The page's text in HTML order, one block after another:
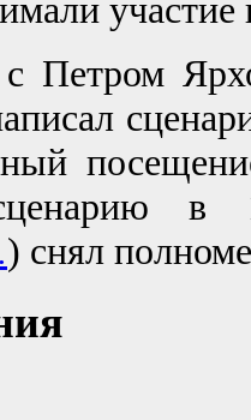
участие
с Петром
в
) снял